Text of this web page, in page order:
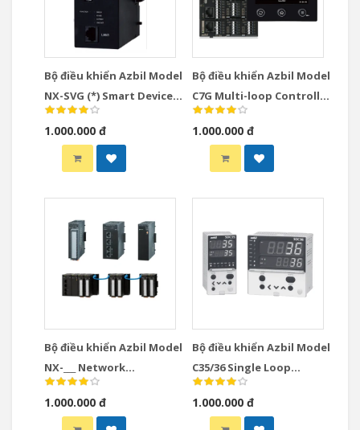
Bộ điều khiển Azbil Model
NX-SVG (*) Smart Device
Gateway
1.000.000 đ
Bộ điều khiển Azbil Model
C7G Multi-loop Controller
with Multifunction
Display Model
1.000.000 đ
Bộ điều khiển Azbil Model
NX-___ Network
Instrumentation
Modules Controllers
1.000.000 đ
Bộ điều khiển Azbil Model
C35/36 Single Loop
Controllers
1.000.000 đ